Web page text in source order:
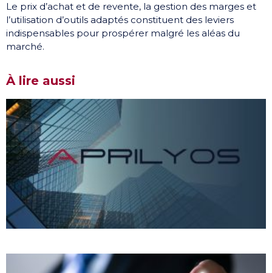
Le prix d’achat et de revente, la gestion des marges et
l’utilisation d’outils adaptés constituent des leviers
indispensables pour prospérer malgré les aléas du
marché.
À lire aussi